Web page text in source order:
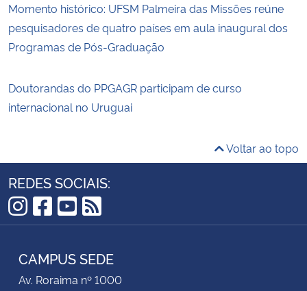
Momento histórico: UFSM Palmeira das Missões reúne
pesquisadores de quatro países em aula inaugural dos
Programas de Pós-Graduação
Doutorandas do PPGAGR participam de curso
internacional no Uruguai
Voltar ao topo
REDES SOCIAIS:
Instagram
Facebook
YouTube
RSS
CAMPUS SEDE
Av. Roraima nº 1000